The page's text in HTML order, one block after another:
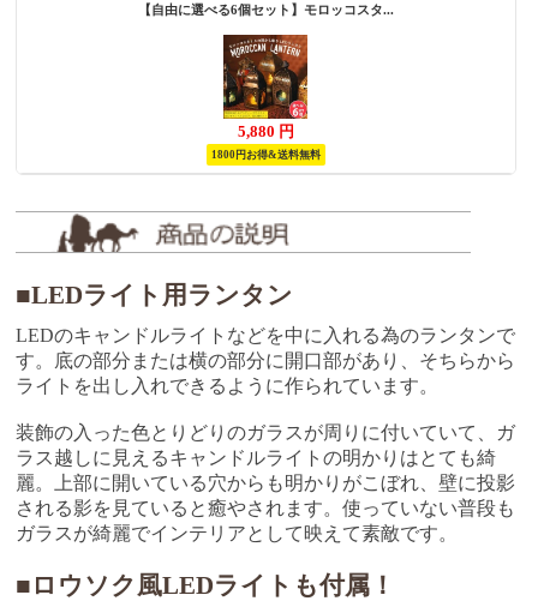
【自由に選べる6個セット】モロッコスタ...
5,880 円
1800円お得&送料無料
■LEDライト用ランタン
LEDのキャンドルライトなどを中に入れる為のランタンで
す。底の部分または横の部分に開口部があり、そちらから
ライトを出し入れできるように作られています。
装飾の入った色とりどりのガラスが周りに付いていて、ガ
ラス越しに見えるキャンドルライトの明かりはとても綺
麗。上部に開いている穴からも明かりがこぼれ、壁に投影
される影を見ていると癒やされます。使っていない普段も
ガラスが綺麗でインテリアとして映えて素敵です。
■ロウソク風LEDライトも付属！